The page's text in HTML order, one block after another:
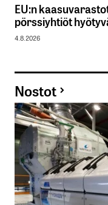
EU:n
pörssiyhtiöt
4.8.2026
Nostot